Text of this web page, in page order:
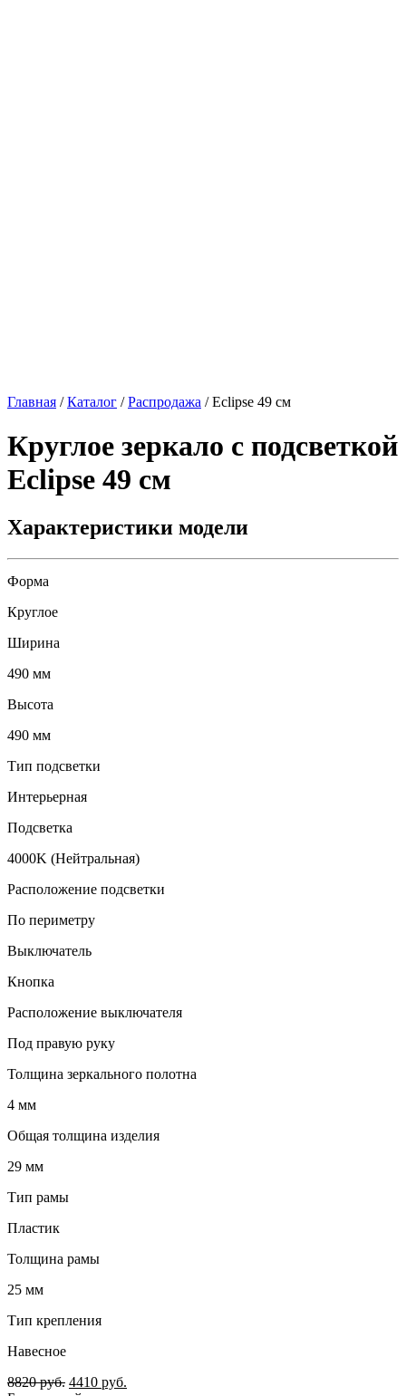
Главная /Каталог /Распродажа /Eclipse 49 см
Круглое зеркало с подсветкой
Eclipse 49 см
Характеристики модели
Форма
Круглое
Ширина
490 мм
Высота
490 мм
Тип подсветки
Интерьерная
Подсветка
4000K (Нейтральная)
Расположение подсветки
По периметру
Выключатель
Кнопка
Расположение выключателя
Под правую руку
Толщина зеркального полотна
4 мм
Общая толщина изделия
29 мм
Тип рамы
Пластик
Толщина рамы
25 мм
Тип крепления
Навесное
8820руб. 4410 руб.